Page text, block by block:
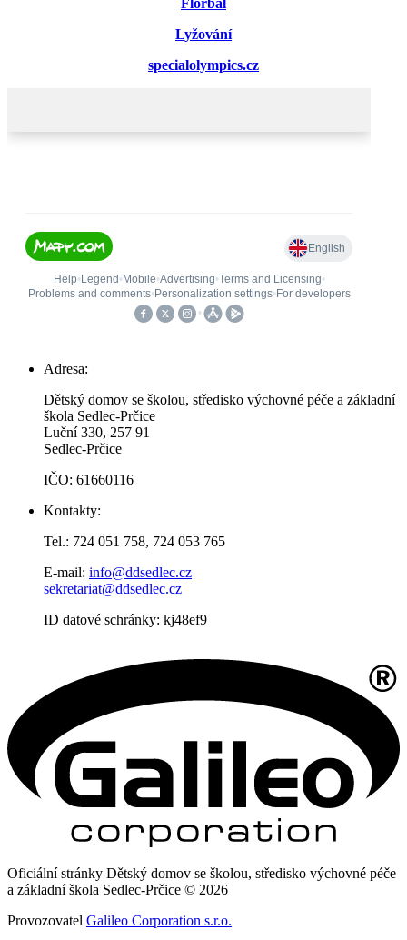
Lyžování
specialolympics.cz
Adresa:
Dětský domov se školou, středisko výchovné péče a základní
škola Sedlec-Prčice
Luční 330, 257 91
Sedlec-Prčice
IČO: 61660116
Kontakty:
Tel.: 724 051 758, 724 053 765
E-mail: info@ddsedlec.cz
sekretariat@ddsedlec.cz
ID datové schránky: kj48ef9
Oficiální stránky Dětský domov se školou, středisko výchovné péče
a základní škola Sedlec-Prčice © 2026
Provozovatel Galileo Corporation s.r.o.